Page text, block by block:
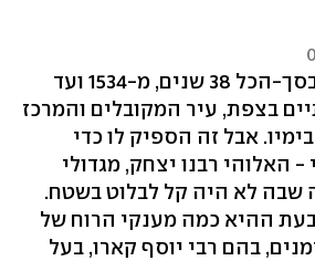
רבי יצחק לוריא חי בסך-הכל 38 שנים, מ-1534 ועד
בצפת, עיר המקובלים והמרכז
אבל זה הספיק לו כדי
האלוהי רבנו יצחק, מגדולי
שבה לא היה קל לבלוט בשטח.
ההיא כמה מענקי הרוח של
בהם רבי יוסף קארו, בעל